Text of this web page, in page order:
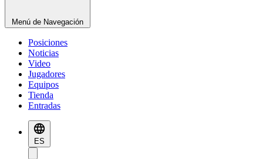
Menú de Navegación
Posiciones
Noticias
Video
Jugadores
Equipos
Tienda
Entradas
ES